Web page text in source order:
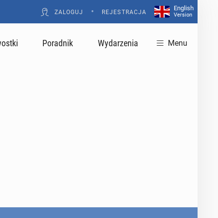
ZALOGUJ • REJESTRACJA
English
Version
Poradnik Wydarzenia Menu